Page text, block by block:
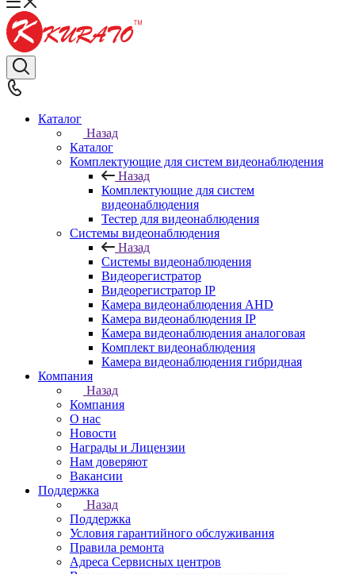
Каталог
Назад
Каталог
Комплектующие для систем видеонаблюдения
Назад
Комплектующие для систем
видеонаблюдения
Тестер для видеонаблюдения
Системы видеонаблюдения
Назад
Системы видеонаблюдения
Видеорегистратор
Видеорегистратор IP
Камера видеонаблюдения AHD
Камера видеонаблюдения IP
Камера видеонаблюдения аналоговая
Комплект видеонаблюдения
Камера видеонаблюдения гибридная
Компания
Назад
Компания
О нас
Новости
Награды и Лицензии
Нам доверяют
Вакансии
Поддержка
Назад
Поддержка
Условия гарантийного обслуживания
Правила ремонта
Адреса Сервисных центров